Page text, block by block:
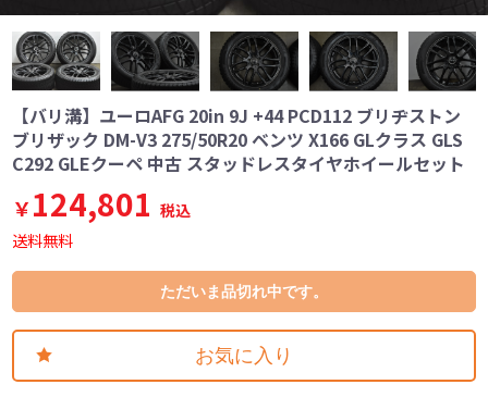
【バリ溝】ユーロAFG 20in 9J +44 PCD112 ブリヂストン
ブリザック DM-V3 275/50R20 ベンツ X166 GLクラス GLS
C292 GLEクーペ 中古 スタッドレスタイヤホイールセット
￥124,801 税込
送料無料
ただいま品切れ中です。
お気に入り